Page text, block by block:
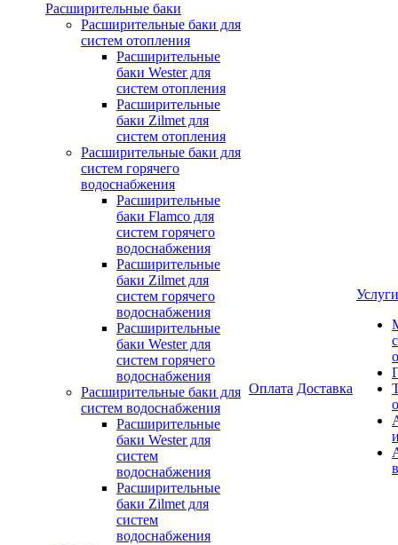
Расширительные баки
Расширительные баки для
систем отопления
Расширительные
баки Wester для
систем отопления
Расширительные
баки Zilmet для
систем отопления
Расширительные баки для
систем горячего
водоснабжения
Расширительные
баки Flamco для
систем горячего
водоснабжения
Расширительные
баки Zilmet для
систем горячего
водоснабжения
Расширительные
баки Wester для
систем горячего
водоснабжения
Расширительные баки для
систем водоснабжения
Расширительные
баки Wester для
систем
водоснабжения
Расширительные
баки Zilmet для
систем
водоснабжения
Оплата Доставка
Услуги